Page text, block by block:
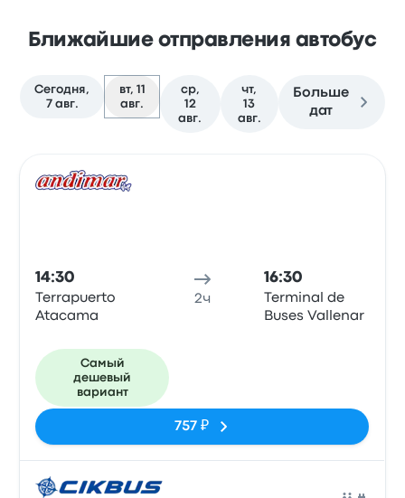
Ближайшие отправления автобус
Сегодня,
7 авг.
вт, 11
авг.
ср,
12
авг.
чт,
13
авг.
Больше
дат
14:30
Terrapuerto
Atacama
2ч
16:30
Terminal de
Buses Vallenar
Самый
дешевый
вариант
757 ₽